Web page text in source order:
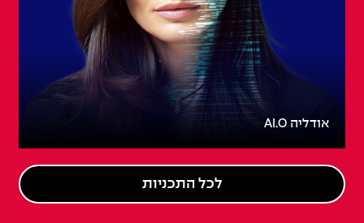
אודליה AI.O
לכל התכניות